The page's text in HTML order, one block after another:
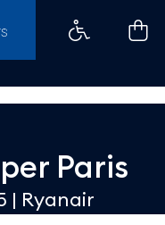
- Aeroporti
Paris
| Ryanair